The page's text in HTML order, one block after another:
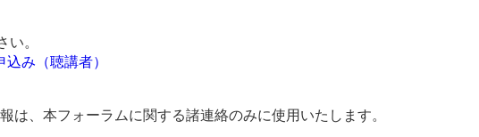
。
み（聴講者）
、本フォーラムに関する諸連絡のみに使用いたします。